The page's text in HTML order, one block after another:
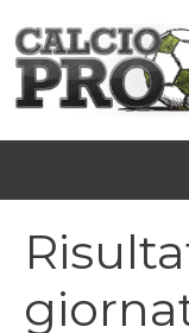
contenuto